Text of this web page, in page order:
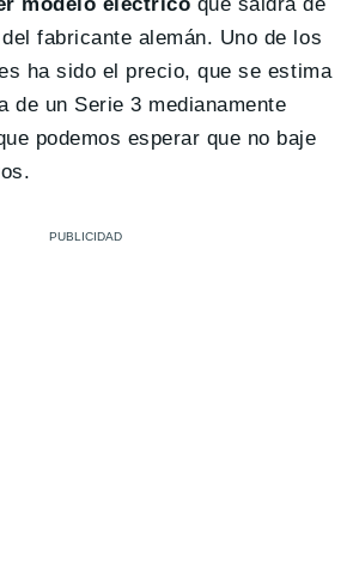
modelo eléctrico que saldrá de
fabricante alemán. Uno de los
ha sido el precio, que se estima
de un Serie 3 medianamente
podemos esperar que no baje